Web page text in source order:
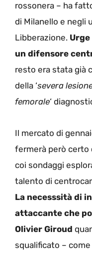
rossonera – ha
di Milanello e negli
Libberazione.
un difensore
resto era stata già
della ‘severa
femorale‘
Il mercato di
fermerà però certo
coi sondaggi
talento di
La necesssità di
attaccante che
Olivier Giroud
squalificato –